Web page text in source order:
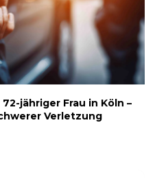
jähriger Frau in Köln –
Verletzung